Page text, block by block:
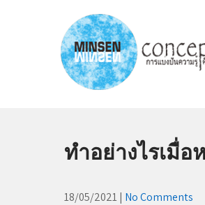
ทำอย่างไรเมื่อ
18/05/2021 | No Comments